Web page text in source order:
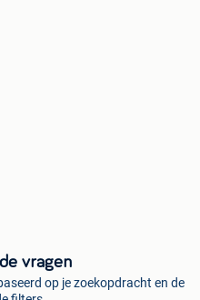
vragen
op je zoekopdracht en de